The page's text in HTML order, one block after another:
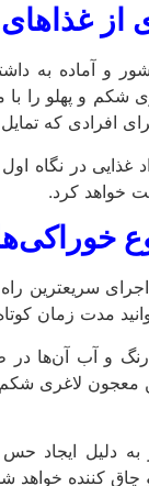
از
و آماده به
شکم و پهلو را
افرادی که
خواهد کرد.
سریعترین
مدت زمان
و آب آن‌ها در
معجون لاغری
دلیل ایجاد
کننده خواهد